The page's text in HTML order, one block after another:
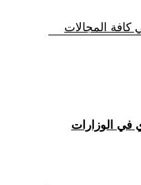
كافة المجالات
في الوزارات